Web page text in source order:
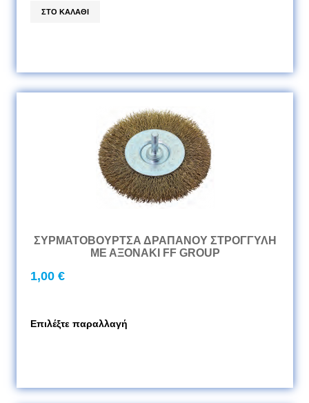
ΣΥΡΜΑΤΟΒΟΥΡΤΣΑ ΔΡΑΠΑΝΟΥ ΣΤΡΟΓΓΥΛΗ
ΜΕ ΑΞΟΝΑΚΙ FF GROUP
1,00 €
Επιλέξτε παραλλαγή